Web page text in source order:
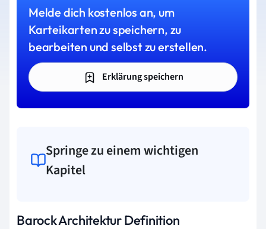
Melde dich kostenlos an, um
Karteikarten zu speichern, zu
bearbeiten und selbst zu erstellen.
Erklärung speichern
Springe zu einem wichtigen
Kapitel
Barock Architektur Definition